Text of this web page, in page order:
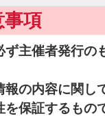
事項
主催者発行の
の内容に関し
保証するもの